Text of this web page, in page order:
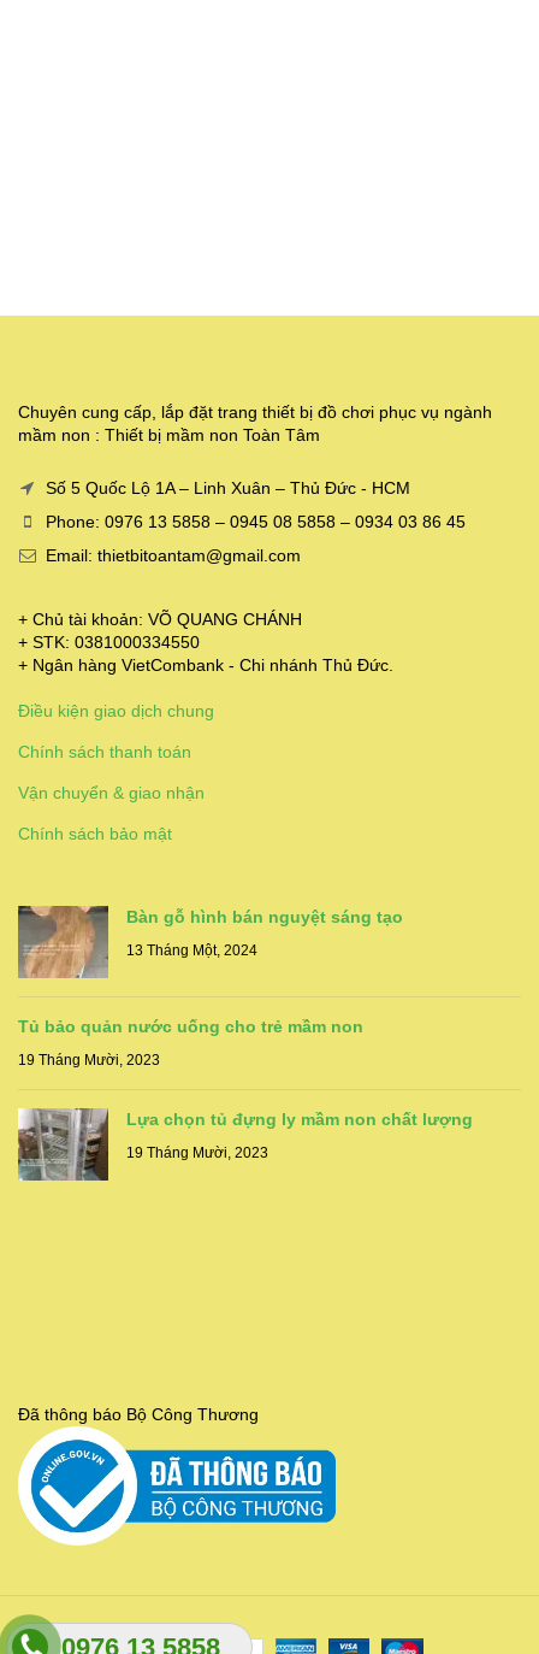
0976 13 5858
Chuyên cung cấp, lắp đặt trang thiết bị đồ chơi phục vụ ngành
mầm non : Thiết bị mầm non Toàn Tâm
Số 5 Quốc Lộ 1A – Linh Xuân – Thủ Đức - HCM
Phone: 0976 13 5858 – 0945 08 5858 – 0934 03 86 45
Email: thietbitoantam@gmail.com
+ Chủ tài khoản: VÕ QUANG CHÁNH
+ STK: 0381000334550
+ Ngân hàng VietCombank - Chi nhánh Thủ Đức.
Điều kiện giao dịch chung
Chính sách thanh toán
Vận chuyển & giao nhận
Chính sách bảo mật
Bàn gỗ hình bán nguyệt sáng tạo
13 Tháng Một, 2024
Tủ bảo quản nước uống cho trẻ mầm non
19 Tháng Mười, 2023
Lựa chọn tủ đựng ly mầm non chất lượng
19 Tháng Mười, 2023
Đã thông báo Bộ Công Thương